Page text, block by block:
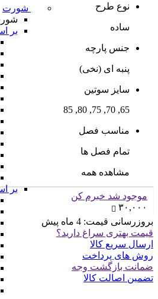
شورت
بر
بر
نوع طرح
ساده
جنس پارچه
پنبه ای (نخی)
سایز سوتین
65, 70, 75, 80, 85
مناسب فصل
تمام فصل ها
مشاهده همه
موجود شد خبرم کن
۳۰,۰۰۰
بروزرسانی قیمت: 4 ماه پیش
قیمت بهتری سراغ دارید؟
ارسال سریع کالا
روش های پرداخت
ضمانت بازگشت وجه
تضمین اصالت کالا